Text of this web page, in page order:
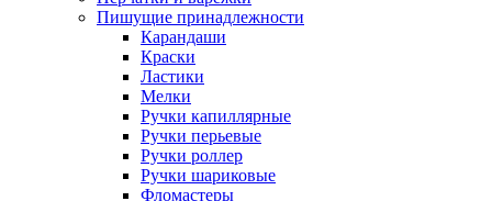
Пишущие принадлежности
Карандаши
Краски
Ластики
Мелки
Ручки капиллярные
Ручки перьевые
Ручки роллер
Ручки шариковые
Фломастеры